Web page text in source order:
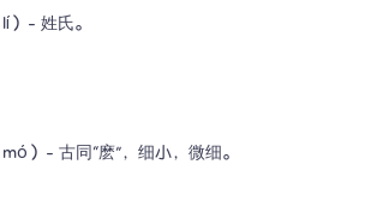
）- 姓氏。
）- 古同“麽”，细小，微细。